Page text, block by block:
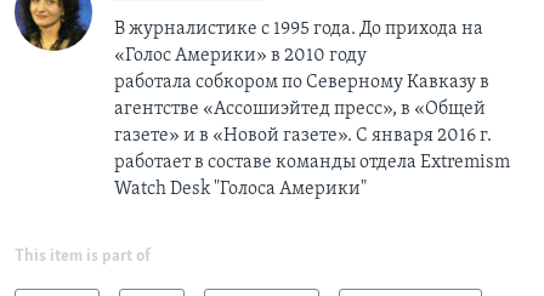
В журналистике с 1995 года. До прихода на
«Голос Америки» в 2010 году
работала собкором по Северному Кавказу в
агентстве «Ассошиэйтед пресс», в «Общей
газете» и в «Новой газете». С января 2016 г.
работает в составе команды отдела Extremism
Watch Desk "Голоса Америки"
This item is part of